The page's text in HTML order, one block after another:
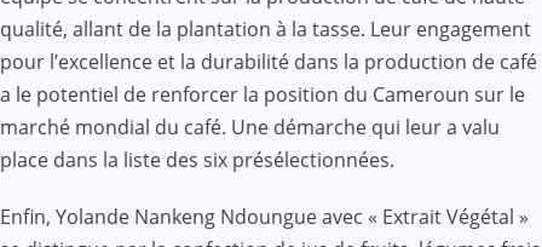
qualité, allant de la plantation à la tasse. Leur engagement
pour l’excellence et la durabilité dans la production de café
a le potentiel de renforcer la position du Cameroun sur le
marché mondial du café. Une démarche qui leur a valu
place dans la liste des six présélectionnées.
Enfin, Yolande Nankeng Ndoungue avec « Extrait Végétal »